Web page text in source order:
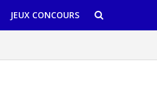
JEUX CONCOURS